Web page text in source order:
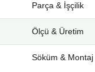
Parça & İşçilik
Ölçü & Üretim
Söküm & Montaj